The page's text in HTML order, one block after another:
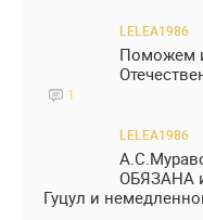
LELEA1986
Поможем
1
LELEA1986
ОБЯЗАНА
Гуцул и